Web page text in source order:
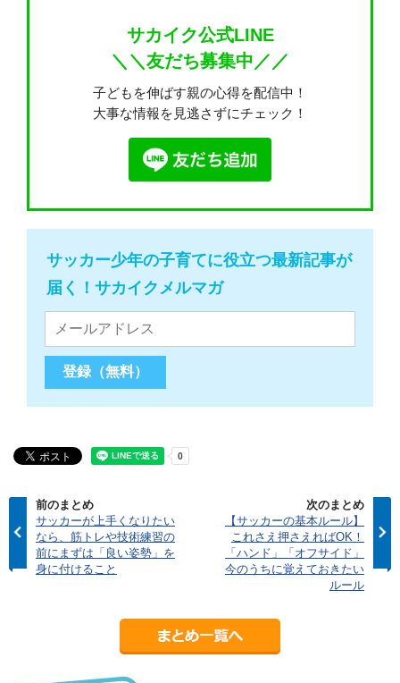
サカイク公式LINE
＼＼友だち募集中／／
子どもを伸ばす親の心得を配信中！
大事な情報を見逃さずにチェック！
サッカー少年の子育てに役立つ最新記事が
届く！サカイクメルマガ
前のまとめ
サッカーが上手くなりたい
なら、筋トレや技術練習の
前にまずは「良い姿勢」を
身に付けること
次のまとめ
【サッカーの基本ルール】
これさえ押さえればOK！
「ハンド」「オフサイド」
今のうちに覚えておきたい
ルール